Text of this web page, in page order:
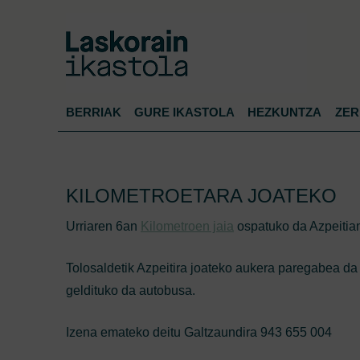
BERRIAK GURE IKASTOLA HEZKUNTZA
KILOMETROETARA JOATEKO
Urriaren 6an Kilometroen jaia ospatuko da
Tolosaldetik Azpeitira joateko aukera paregabea
geldituko da autobusa.
Izena emateko deitu Galtzaundira 943 655 004